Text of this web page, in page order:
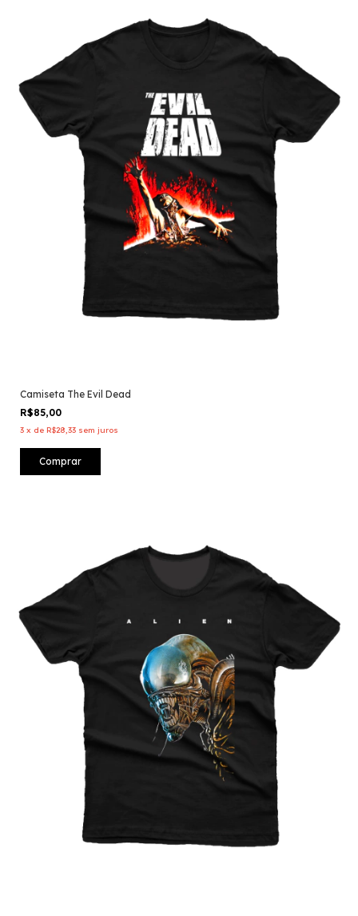
Camiseta The Evil Dead
R$85,00
3 x de R$28,33 sem juros
Comprar